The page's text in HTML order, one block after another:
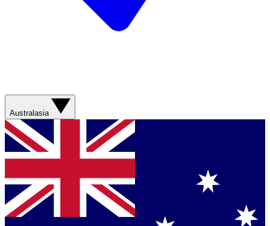
Australasia